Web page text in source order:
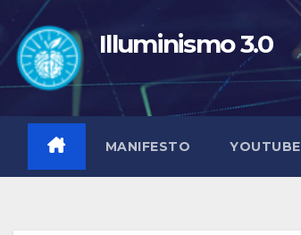
contenuto
Illuminismo 3.0
MANIFESTO YOUTUBE